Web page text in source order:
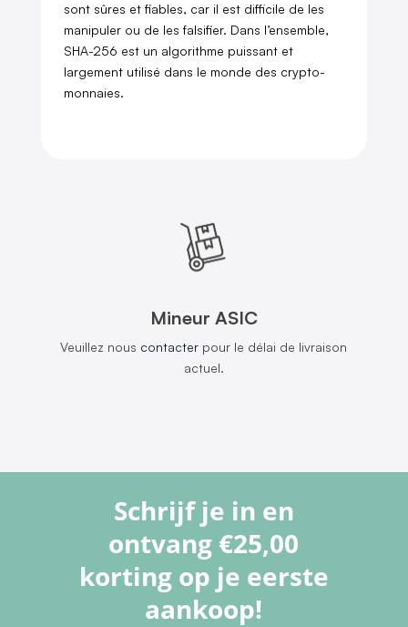
sont sûres et fiables, car il est difficile de les
manipuler ou de les falsifier. Dans l’ensemble,
SHA-256 est un algorithme puissant et
largement utilisé dans le monde des crypto-
monnaies.
Mineur ASIC
Veuillez nous contacter pour le délai de livraison
actuel.
Schrijf je in en
ontvang €25,00
korting op je eerste
aankoop!